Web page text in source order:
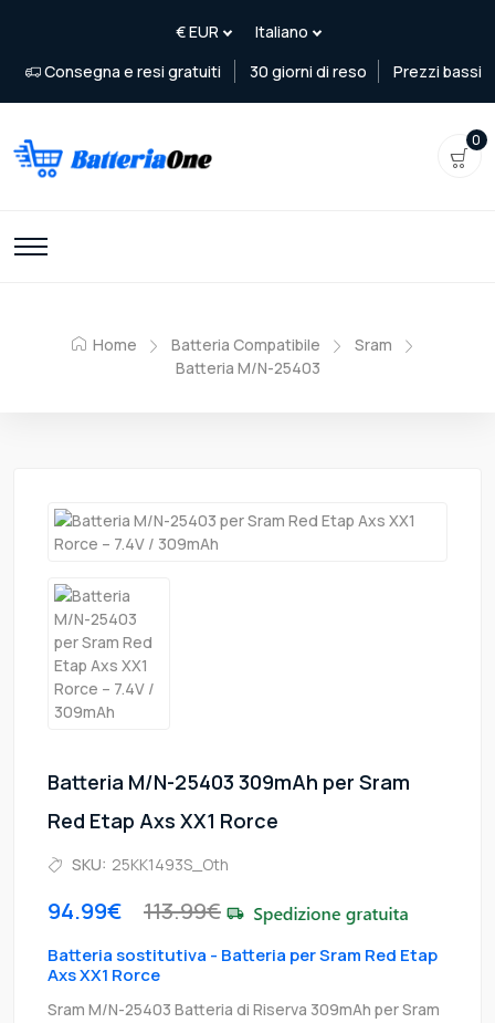
Consegna e resi gratuiti 30 giorni di reso Prezzi bassi
0
Home Batteria Compatibile
Sram
Batteria M/N-25403
Batteria M/N-25403 309mAh per Sram
Red Etap Axs XX1 Rorce
SKU: 25KK1493S_Oth
94.99€ 113.99€
Batteria sostitutiva - Batteria per Sram Red Etap
Axs XX1 Rorce
Sram M/N-25403 Batteria di Riserva 309mAh per Sram